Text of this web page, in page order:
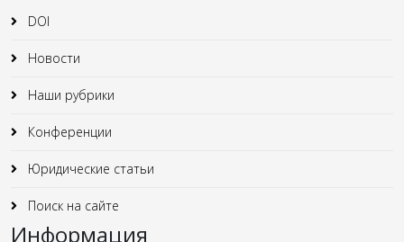
DOI
Новости
Наши рубрики
Конференции
Юридические статьи
Поиск на сайте
Информация